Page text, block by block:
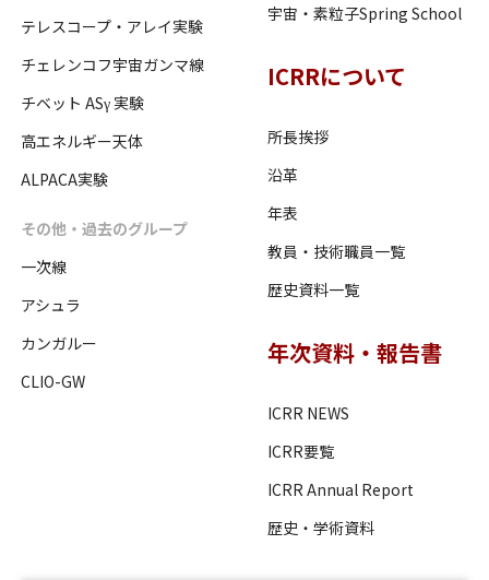
テレスコープ・アレイ実験
チェレンコフ宇宙ガンマ線
チベット ASγ 実験
高エネルギー天体
ALPACA実験
その他・過去のグループ
一次線
アシュラ
カンガルー
CLIO-GW
宇宙・素粒子Spring School
ICRRについて
所長挨拶
沿革
年表
教員・技術職員一覧
歴史資料一覧
年次資料・報告書
ICRR NEWS
ICRR要覧
ICRR Annual Report
歴史・学術資料